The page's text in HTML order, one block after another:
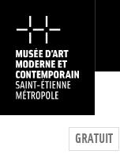
GRATUIT